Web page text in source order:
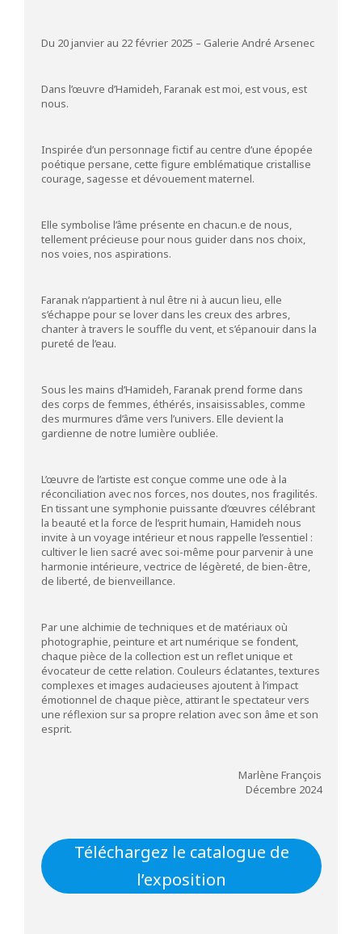
Du 20 janvier au 22 février 2025 – Galerie André Arsenec
Dans l’œuvre d’Hamideh, Faranak est moi, est vous, est
nous.
Inspirée d’un personnage fictif au centre d’une épopée
poétique persane, cette figure emblématique cristallise
courage, sagesse et dévouement maternel.
Elle symbolise l’âme présente en chacun.e de nous,
tellement précieuse pour nous guider dans nos choix,
nos voies, nos aspirations.
Faranak n’appartient à nul être ni à aucun lieu, elle
s’échappe pour se lover dans les creux des arbres,
chanter à travers le souffle du vent, et s’épanouir dans la
pureté de l’eau.
Sous les mains d’Hamideh, Faranak prend forme dans
des corps de femmes, éthérés, insaisissables, comme
des murmures d’âme vers l’univers. Elle devient la
gardienne de notre lumière oubliée.
L’œuvre de l’artiste est conçue comme une ode à la
réconciliation avec nos forces, nos doutes, nos fragilités.
En tissant une symphonie puissante d’œuvres célébrant
la beauté et la force de l’esprit humain, Hamideh nous
invite à un voyage intérieur et nous rappelle l’essentiel :
cultiver le lien sacré avec soi-même pour parvenir à une
harmonie intérieure, vectrice de légèreté, de bien-être,
de liberté, de bienveillance.
Par une alchimie de techniques et de matériaux où
photographie, peinture et art numérique se fondent,
chaque pièce de la collection est un reflet unique et
évocateur de cette relation. Couleurs éclatantes, textures
complexes et images audacieuses ajoutent à l’impact
émotionnel de chaque pièce, attirant le spectateur vers
une réflexion sur sa propre relation avec son âme et son
esprit.
Marlène François
Décembre 2024
Téléchargez le catalogue de
l’exposition